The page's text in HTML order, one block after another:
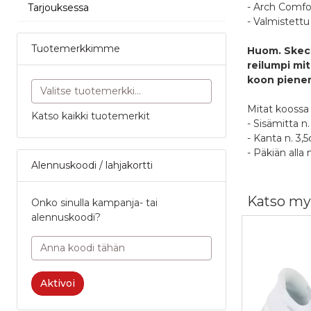
Tarjouksessa
Tuotemerkkimme
Katso kaikki tuotemerkit
Alennuskoodi / lahjakortti
Onko sinulla kampanja- tai
alennuskoodi?
Aktivoi
- Arch
- Valmistettu
Huom.
reilumpi
koon
Mitat koossa
- Sisämitta
- Kanta n.
- Päkiän alla
Oletko
Nimimerkki
Katso